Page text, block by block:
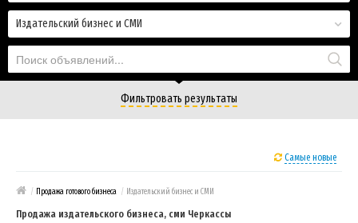
Издательский бизнес и СМИ
Фильтровать результаты
Самые новые
/ Продажа готового бизнеса / Издательский бизнес и СМИ
Продажа издательского бизнеса, сми Черкассы